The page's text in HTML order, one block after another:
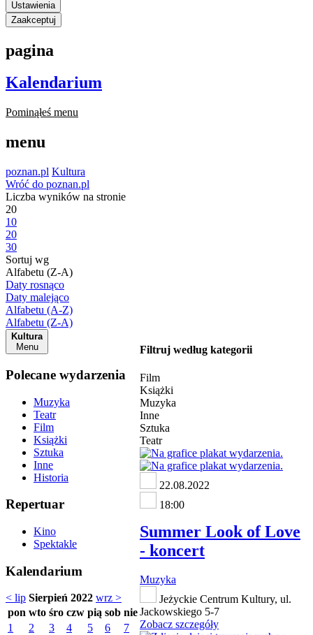
Ustawienia
Zaakceptuj
pagina
Kalendarium
Pominąłeś menu
menu
poznan.pl Kultura
Wróć do poznan.pl
Liczba wyników na stronie
20
10
20
30
Sortuj wg
Alfabetu (Z-A)
Daty rosnąco
Daty malejąco
Alfabetu (A-Z)
Alfabetu (Z-A)
Kultura
Menu
Polecane wydarzenia
Muzyka
Teatr
Film
Książki
Sztuka
Inne
Historia
Repertuar
Kino
Spektakle
Kalendarium
< lip Sierpień 2022 wrz >
pon wto śro czw pią sob nie
1
2 3 4 5 6
7
Filtruj według kategorii
Film
Książki
Muzyka
Inne
Sztuka
Teatr
22.08.2022
18:00
Summer Look of Love
- koncert
Muzyka
Jeżyckie Centrum Kultury, ul.
Jackowskiego 5-7
Zobacz szczegóły